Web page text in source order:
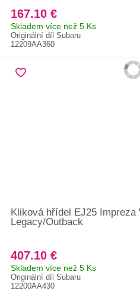
167.10 €
Skladem více než 5 Ks
Originální díl Subaru
12209AA360
Kliková hřídel EJ25 Impreza
Legacy/Outback
407.10 €
Skladem více než 5 Ks
Originální díl Subaru
12200AA430